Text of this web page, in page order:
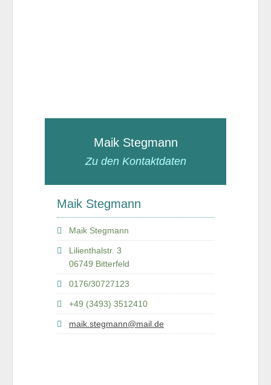
Maik Stegmann
Zu den Kontaktdaten
Maik Stegmann
Maik Stegmann
Lilienthalstr. 3
06749 Bitterfeld
0176/30727123
+49 (3493) 3512410
maik.stegmann@mail.de